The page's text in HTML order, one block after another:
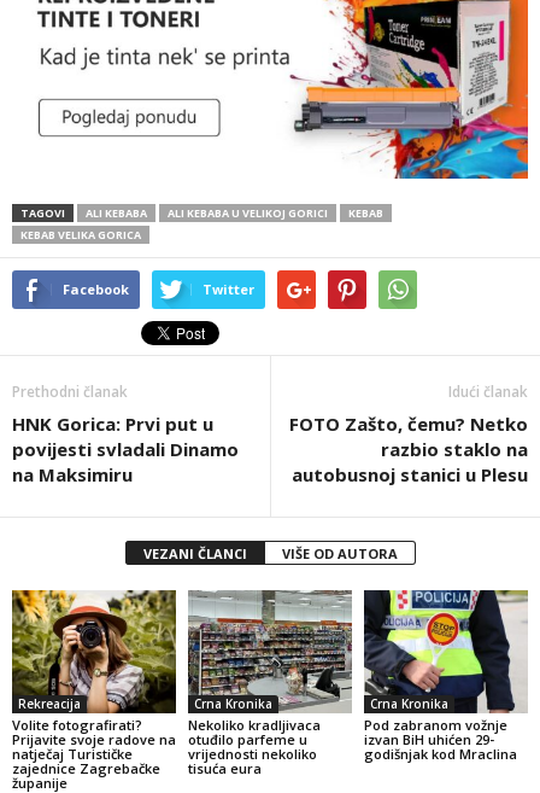
TAGOVI ALI KEBABA ALI KEBABA U VELIKOJ GORICI
KEBAB
KEBAB VELIKA GORICA
Facebook Twitter
Prethodni članak
HNK Gorica: Prvi put u
povijesti svladali Dinamo
na Maksimiru
Idući članak
FOTO Zašto, čemu? Netko
razbio staklo na
autobusnoj stanici u Plesu
VEZANI ČLANCI VIŠE OD AUTORA
Rekreacija
Volite fotografirati?
Prijavite svoje radove na
natječaj Turističke
zajednice Zagrebačke
županije
Crna Kronika
Nekoliko kradljivaca
otuđilo parfeme u
vrijednosti nekoliko
tisuća eura
Crna Kronika
Pod zabranom vožnje
izvan BiH uhićen 29-
godišnjak kod Mraclina